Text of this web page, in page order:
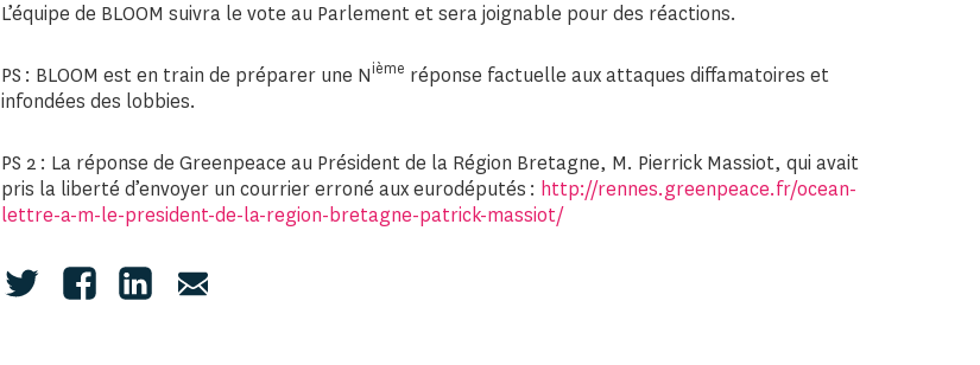
L’équipe de BLOOM suivra le vote au Parlement et sera joignable pour des réactions.
PS : BLOOM est en train de préparer une Nième réponse factuelle aux attaques diffamatoires et
infondées des lobbies.
PS 2 : La réponse de Greenpeace au Président de la Région Bretagne, M. Pierrick Massiot, qui avait
pris la liberté d’envoyer un courrier erroné aux eurodéputés : http://rennes.greenpeace.fr/ocean-
lettre-a-m-le-president-de-la-region-bretagne-patrick-massiot/